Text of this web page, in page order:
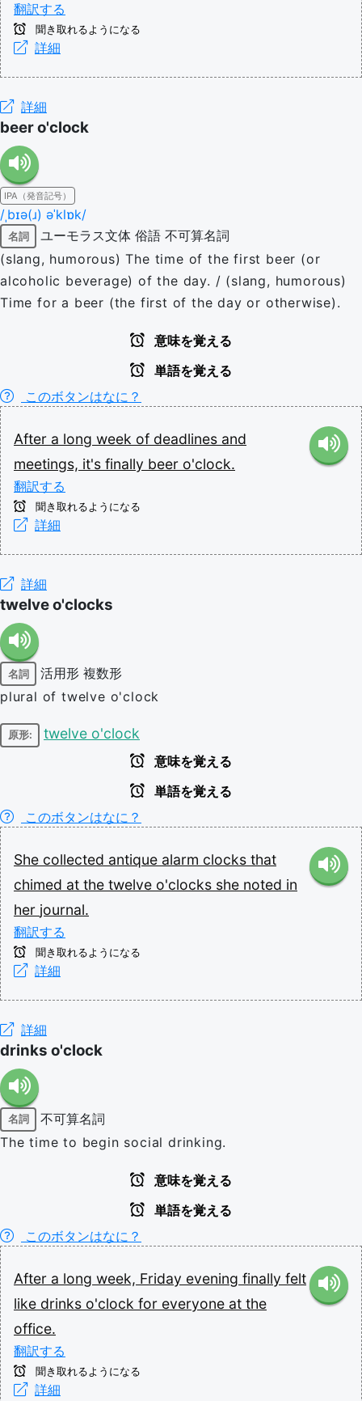
翻訳する
聞き取れるようになる
詳細
詳細
beer o'clock
IPA（発音記号）
/ˌbɪə(ɹ) əˈklɒk/
名詞 ユーモラス文体 俗語 不可算名詞
(slang, humorous) The time of the first beer (or
alcoholic beverage) of the day. / (slang, humorous)
Time for a beer (the first of the day or otherwise).
意味を覚える
単語を覚える
このボタンはなに？
After a long week of deadlines and
meetings, it's finally beer o'clock.
翻訳する
聞き取れるようになる
詳細
詳細
twelve o'clocks
名詞 活用形 複数形
plural of twelve o'clock
原形: twelve o'clock
意味を覚える
単語を覚える
このボタンはなに？
She collected antique alarm clocks that
chimed at the twelve o'clocks she noted in
her journal.
翻訳する
聞き取れるようになる
詳細
詳細
drinks o'clock
名詞
不可算名詞
The time to begin social drinking.
意味を覚える
単語を覚える
このボタンはなに？
After a long week, Friday evening finally felt
like drinks o'clock for everyone at the
office.
翻訳する
聞き取れるようになる
詳細